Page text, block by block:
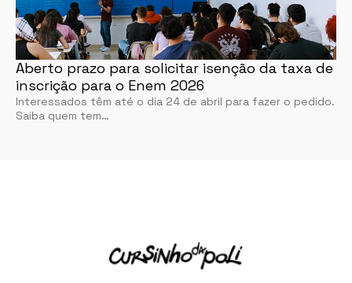
Aberto prazo para solicitar isenção da taxa de
inscrição para o Enem 2026
Interessados têm até o dia 24 de abril para fazer o pedido.
Saiba quem tem…